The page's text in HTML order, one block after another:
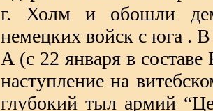
г. Холм и обошли
немецких войск с юга .
А (с 22 января в
наступление на
глубокий тыл армий